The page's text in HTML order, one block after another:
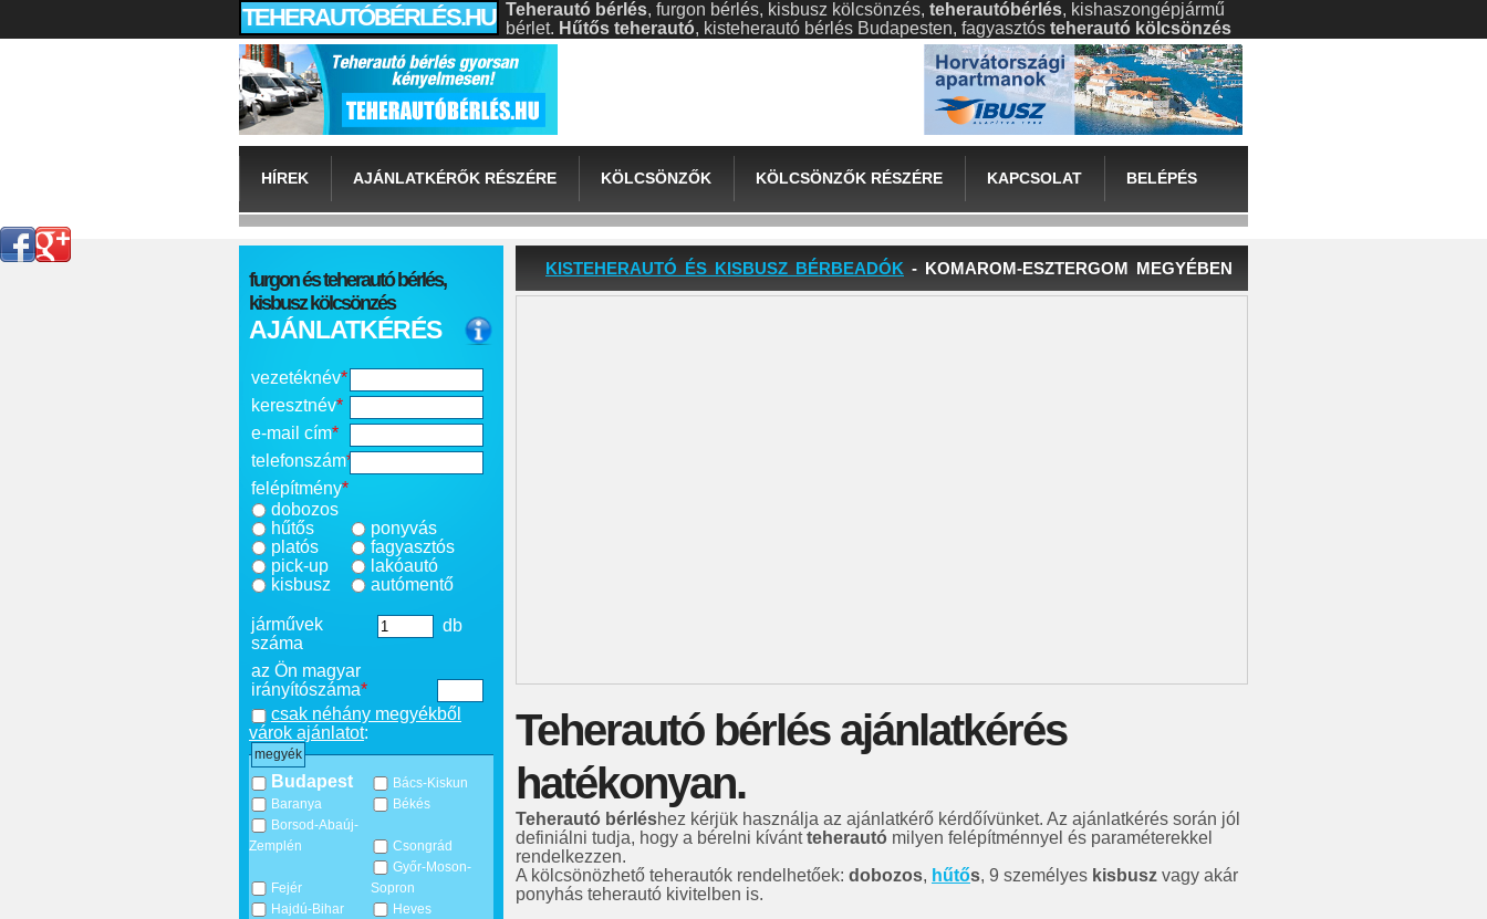
TEHERAUTÓBÉRLÉS.HU Teherautó bérlés, furgon bérlés, kisbusz kölcsönzés, teherautóbérlés, kishaszongépjármű
bérlet. Hűtős teherautó, kisteherautó bérlés Budapesten, fagyasztós teherautó kölcsönzés
HÍREK AJÁNLATKÉRŐK RÉSZÉRE KÖLCSÖNZŐK KÖLCSÖNZŐK RÉSZÉRE KAPCSOLAT BELÉPÉS
furgon és teherautó bérlés,
kisbusz kölcsönzés
AJÁNLATKÉRÉS
vezetéknév*
keresztnév*
e-mail cím*
telefonszám*
felépítmény*
dobozos
hűtős
platós
pick-up
kisbusz
ponyvás
fagyasztós
lakóautó
autómentő
járművek
száma
db
az Ön magyar
irányítószáma*
csak néhány megyékből
várok ajánlatot:
megyék
Budapest
Bács-Kiskun
Baranya
Békés
Borsod-Abaúj-
Zemplén
Csongrád
Fejér
Győr-Moson-
Sopron
Hajdú-Bihar
Heves
KISTEHERAUTÓ ÉS KISBUSZ BÉRBEADÓK - KOMAROM-ESZTERGOM MEGYÉBEN
Teherautó bérlés ajánlatkérés
hatékonyan.
Teherautó bérléshez kérjük használja az ajánlatkérő kérdőívünket. Az ajánlatkérés során jól
definiálni tudja, hogy a bérelni kívántteherautó milyen felépítménnyel és paraméterekkel
rendelkezzen.
A kölcsönözhető teherautók rendelhetőek: dobozos, hűtős, 9 személyes kisbusz vagy akár
ponyhás teherautó kivitelben is.